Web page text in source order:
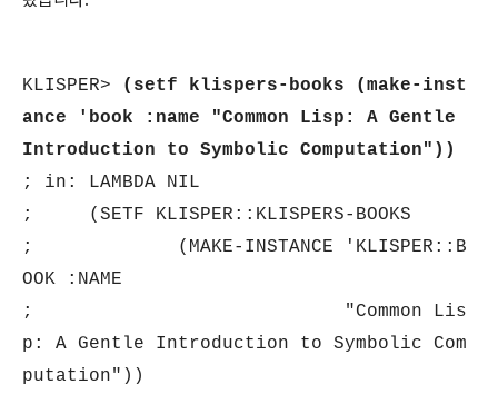
KLISPER>
(setf klispers-books (make-inst
ance 'book :name "Common Lisp: A Gentle
Introduction to Symbolic Computation"))
; in: LAMBDA NIL
; (SETF KLISPER::KLISPERS-BOOKS
; (MAKE-INSTANCE 'KLISPER::B
OOK :NAME
; "Common Lis
p: A Gentle Introduction to Symbolic Com
putation"))